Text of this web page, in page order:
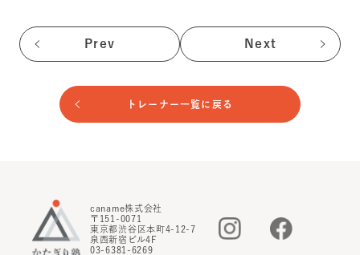
Prev Next
トレーナー一覧に戻る
caname株式会社
〒151-0071
東京都渋谷区本町4-12-7
泉西新宿ビル4F
03-6381-6269